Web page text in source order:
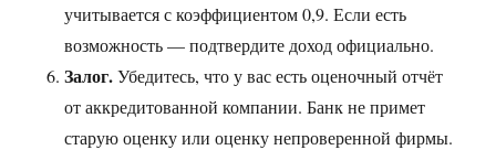
учитывается с коэффициентом 0,9. Если есть
возможность — подтвердите доход официально.
Залог.Убедитесь, что у вас есть оценочный отчёт
от аккредитованной компании. Банк не примет
старую оценку или оценку непроверенной фирмы.